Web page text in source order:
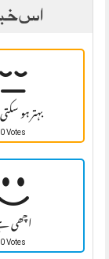
اس
بہتر ہو0 Votes
اچھی
0 Votes